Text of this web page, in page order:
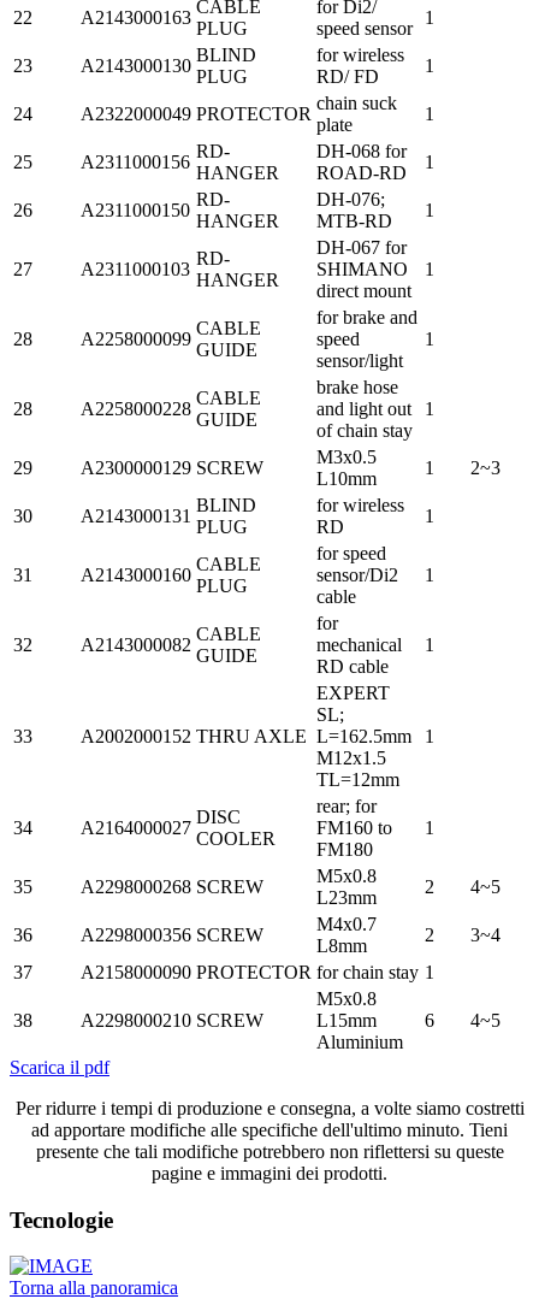
22 A2143000163
CABLE
PLUG
for Di2/
speed sensor
1
23 A2143000130
BLIND
PLUG
for wireless
RD/ FD
1
24 A2322000049 PROTECTOR
chain suck
plate
1
25 A2311000156
RD-
HANGER
DH-068 for
ROAD-RD
1
26 A2311000150
RD-
HANGER
DH-076;
MTB-RD
1
27 A2311000103
RD-
HANGER
DH-067 for
SHIMANO
direct mount
1
28 A2258000099
CABLE
GUIDE
for brake and
speed
sensor/light
1
28 A2258000228
CABLE
GUIDE
brake hose
and light out
of chain stay
1
29 A2300000129 SCREW
M3x0.5
L10mm
1 2~3
30 A2143000131
BLIND
PLUG
for wireless
RD
1
31 A2143000160
CABLE
PLUG
for speed
sensor/Di2
cable
1
32 A2143000082
CABLE
GUIDE
for
mechanical
RD cable
1
33 A2002000152 THRU AXLE
EXPERT
SL;
L=162.5mm
M12x1.5
TL=12mm
1
34 A2164000027
DISC
COOLER
rear; for
FM160 to
FM180
1
35 A2298000268 SCREW
M5x0.8
L23mm
2 4~5
36 A2298000356 SCREW
M4x0.7
L8mm
2
3~4
37
A2158000090 PROTECTOR for chain stay 1
38 A2298000210 SCREW
M5x0.8
L15mm
Aluminium
6 4~5
Scarica il pdf
Per ridurre i tempi di produzione e consegna, a volte siamo costretti
ad apportare modifiche alle specifiche dell'ultimo minuto. Tieni
presente che tali modifiche potrebbero non riflettersi su queste
pagine e immagini dei prodotti.
Tecnologie
Torna alla panoramica